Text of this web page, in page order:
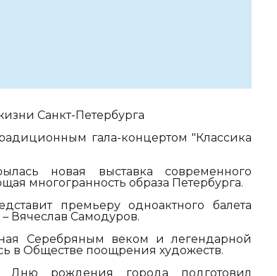
Санкт-Петербурга
гала-концертом "Классика
новая выставка современного
многогранность образа Петербурга.
премьеру одноактного балета
Вячеслав Самодуров.
Серебряным веком и легендарной
в Обществе поощрения художеств.
рождения города подготовил